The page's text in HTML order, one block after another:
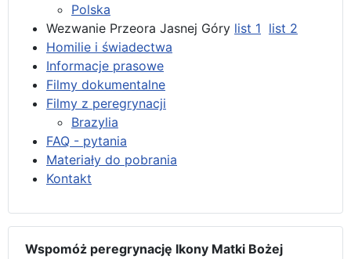
Polska
Wezwanie Przeora Jasnej Góry list 1 list 2
Homilie i świadectwa
Informacje prasowe
Filmy dokumentalne
Filmy z peregrynacji
Brazylia
FAQ - pytania
Materiały do pobrania
Kontakt
Wspomóż peregrynację Ikony Matki Bożej